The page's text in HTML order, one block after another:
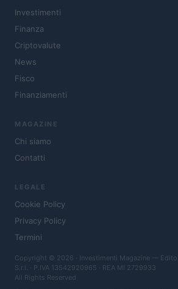
Investimenti
Finanza
Criptovalute
News
Fisco
Finanziamenti
MAGAZINE
Chi siamo
Contatti
LEGALE
Cookie Policy
Privacy Policy
Termini
Copyright © 2026 · Investimenti Magazine — Edito
S.r.l. · P.IVA 13542920965 · REA MI 2729933
All Rights Reserved